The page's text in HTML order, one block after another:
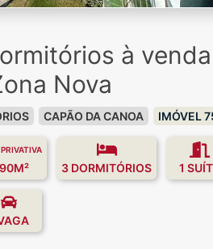
à
Nova
CAPÃO DA CANOA IMÓVEL
PRIVATIVA
3 DORMITÓRIOS 1